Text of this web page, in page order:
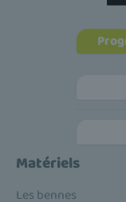
Matériels
Les bennes